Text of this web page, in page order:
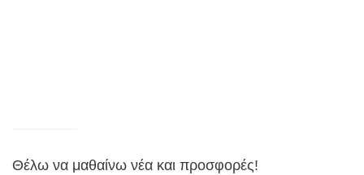
Θέλω να μαθαίνω νέα και προσφορές!